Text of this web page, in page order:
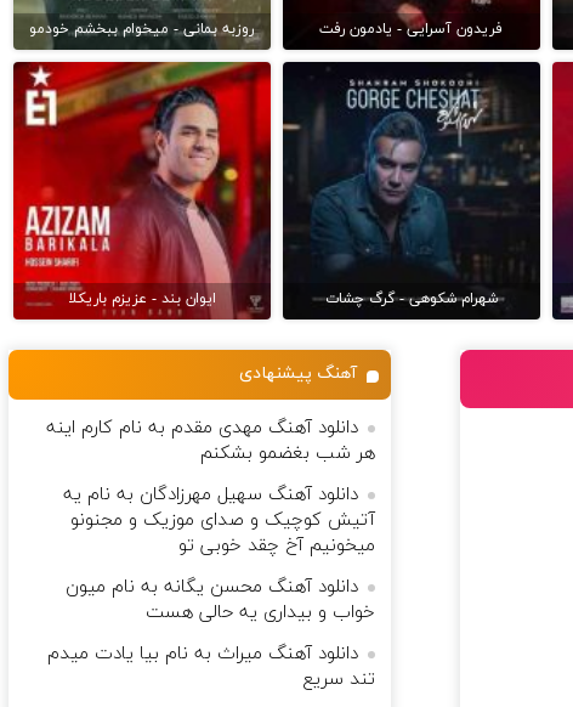
فریدون آسرایی - یادمون رفت روزبه بمانی - میخوام ببخشم خودمو
شهرام شکوهی - گرگ چشات ایوان بند - عزیزم باریکلا
آهنگ پیشنهادی
دانلود آهنگ مهدی مقدم به نام کارم اینه
هر شب بغضمو بشکنم
دانلود آهنگ سهیل مهرزادگان به نام یه
آتیش کوچیک و صدای موزیک و مجنونو
میخونیم آخ چقد خوبی تو
دانلود آهنگ محسن یگانه به نام میون
خواب و بیداری یه حالی هست
دانلود آهنگ میراث به نام بیا یادت میدم
تند سریع